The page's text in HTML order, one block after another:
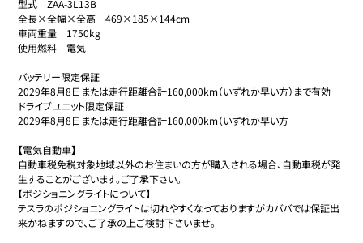
型式	ZAA-3L13B
全長×全幅×全高	469×185×144cm
車両重量	1750kg
使用燃料	電気
バッテリー限定保証
2029年8月8日または走行距離合計160,000km（いずれか早い方）まで有効
ドライブユニット限定保証
2029年8月8日または走行距離合計160,000km（いずれか早い方
【電気自動車】
自動車税免税対象地域以外のお住まいの方が購入される場合、自動車税が発
生することがございます。ご了承下さい。
【ポジショニングライトについて】
テスラのポジショニングライトは切れやすくなっておりますがカババでは保証出
来かねますので、ご了承の上ご検討下さいませ。